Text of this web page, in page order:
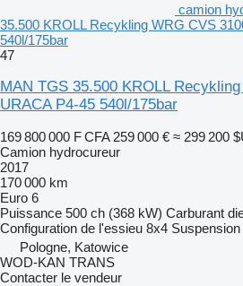
camion
35.500 KROLL Recykling WRG CVS
540l/175bar
47
MAN TGS 35.500 KROLL
URACA P4-45 540l/175bar
169 800 000 F CFA 259 000 € ≈ 299 200
Camion hydrocureur
2017
170 000 km
Euro 6
Puissance 500 ch (368 kW) Carburant
Configuration de l'essieu 8x4 Suspension
Pologne, Katowice
WOD-KAN TRANS
Contacter le vendeur